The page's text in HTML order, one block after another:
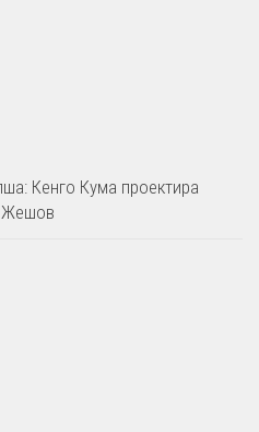
Кенго Кума проектира
Жешов